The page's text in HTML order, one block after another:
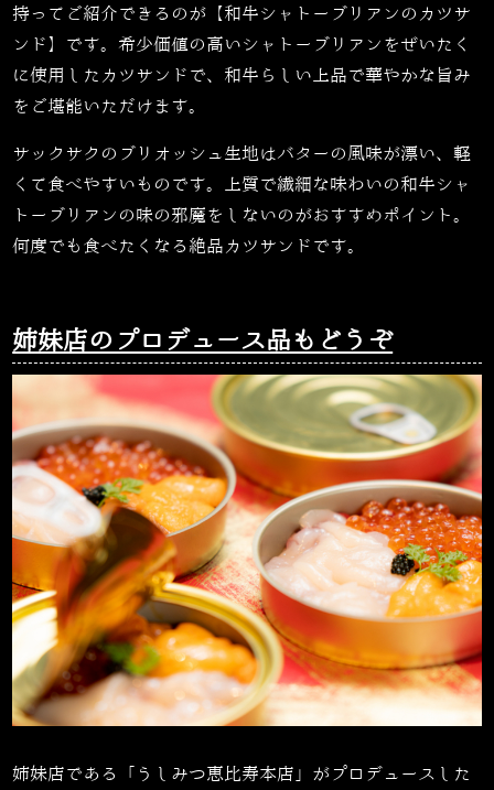
持ってご紹介できるのが 【和牛シャトーブリアンのカツサ
ンド】です。希少価値の高いシャトーブリアンをぜいたく
に使用したカツサンドで、和牛らしい上品で華やかな旨み
をご堪能いただけます。
サックサクのブリオッシュ生地はバターの風味が漂い、軽
くて食べやすいものです。上質で繊細な味わいの和牛シャ
トーブリアンの味の邪魔をしないのがおすすめポイント。
何度でも食べたくなる絶品カツサンドです。
姉妹店のプロデュース品もどうぞ
姉妹店である「うしみつ恵比寿本店」がプロデュースした